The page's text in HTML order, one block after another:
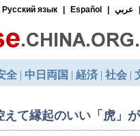
えて縁起のいい「虎」